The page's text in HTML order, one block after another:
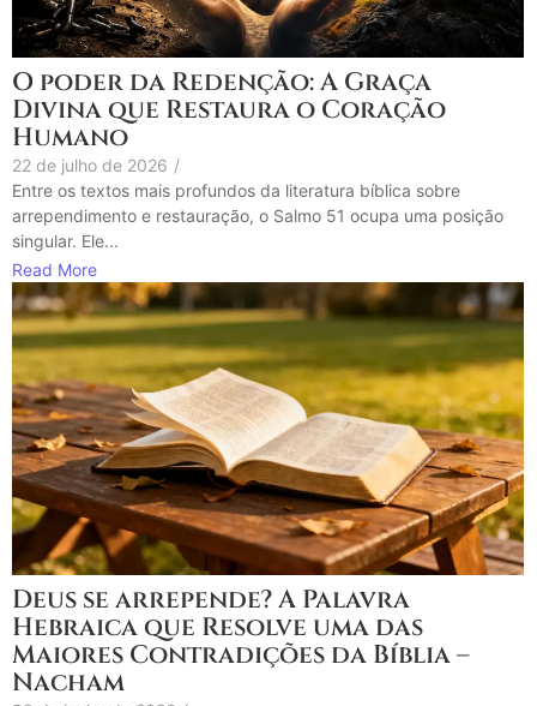
O poder da Redenção: A Graça
Divina que Restaura o Coração
Humano
22 de julho de 2026 /
Entre os textos mais profundos da literatura bíblica sobre
arrependimento e restauração, o Salmo 51 ocupa uma posição
singular. Ele...
Read More
Deus se arrepende? A Palavra
Hebraica que Resolve uma das
Maiores Contradições da Bíblia –
Nacham